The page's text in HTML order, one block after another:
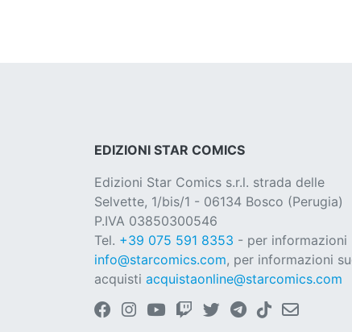
EDIZIONI STAR COMICS
Edizioni Star Comics s.r.l. strada delle
Selvette, 1/bis/1 - 06134 Bosco (Perugia)
P.IVA 03850300546
Tel. +39 075 591 8353 - per informazioni
info@starcomics.com, per informazioni
acquisti acquistaonline@starcomics.com